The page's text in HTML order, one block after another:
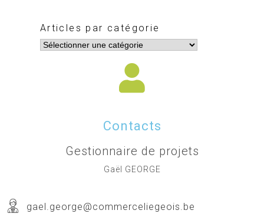
Articles par catégorie
Contacts
Gestionnaire de projets
Gaël GEORGE
gael.george@commerceliegeois.be